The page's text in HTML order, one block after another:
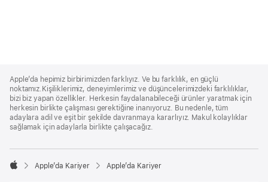
Footer
Apple’da hepimiz birbirimizden farklıyız. Ve bu farklılık, en güçlü
noktamız.Kişiliklerimiz, deneyimlerimiz ve düşüncelerimizdeki farklılıklar,
bizi biz yapan özellikler. Herkesin faydalanabileceği ürünler yaratmak için
herkesin birlikte çalışması gerektiğine inanıyoruz. Bu nedenle, tüm
adaylara adil ve eşit bir şekilde davranmaya kararlıyız. Makul kolaylıklar
sağlamak için adaylarla birlikte çalışacağız.

Apple’da Kariyer Apple’da Kariyer